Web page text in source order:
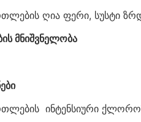
ღია ფერი, სუსტი
მნიშვნელობა
ინტენსიური